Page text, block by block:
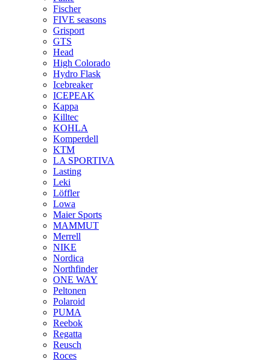
Fischer
FIVE seasons
Grisport
GTS
Head
High Colorado
Hydro Flask
Icebreaker
ICEPEAK
Kappa
Killtec
KOHLA
Komperdell
KTM
LA SPORTIVA
Lasting
Leki
Löffler
Lowa
Maier Sports
MAMMUT
Merrell
NIKE
Nordica
Northfinder
ONE WAY
Peltonen
Polaroid
PUMA
Reebok
Regatta
Reusch
Roces